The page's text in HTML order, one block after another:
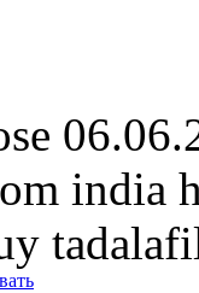
india